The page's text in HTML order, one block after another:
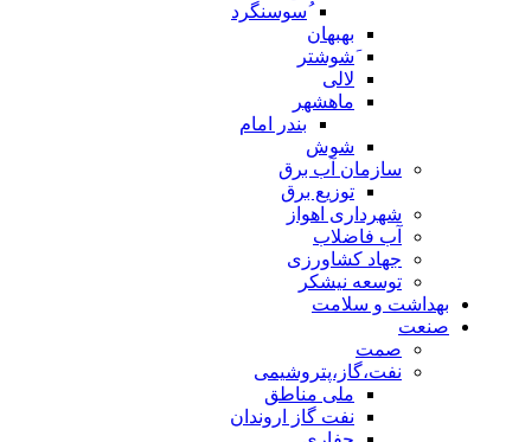
ُسوسنگرد
بهبهان
َشوشتر
لالی
ماهشهر
بندر امام
شوش
سازمان آب برق
توزیع برق
شهرداری اهواز
آب فاضلاب
جهاد کشاورزی
توسعه نیشکر
بهداشت و سلامت
صنعت
صمت
نفت،گاز،پتروشیمی
ملی مناطق
نفت گاز اروندان